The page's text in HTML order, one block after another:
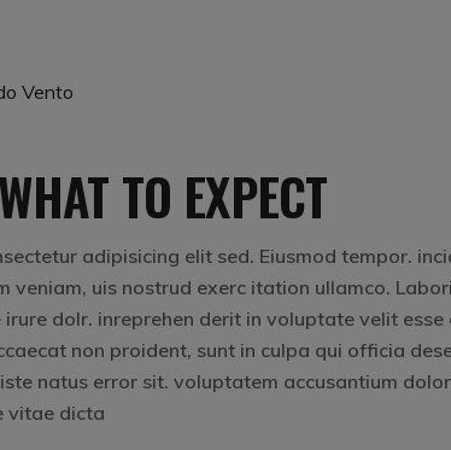
TO EXPECT
adipisicing elit sed. Eiusmod tempor.
veniam, uis nostrud exerc itation ullamco.
dolr. inreprehen derit in voluptate velit
non proident, sunt in culpa qui officia
natus error sit. voluptatem accusantium
vitae dicta